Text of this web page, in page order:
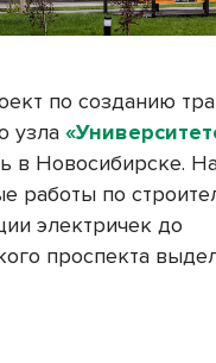
по созданию
узла
в Новосибирске.
работы по
электричек до
проспекта